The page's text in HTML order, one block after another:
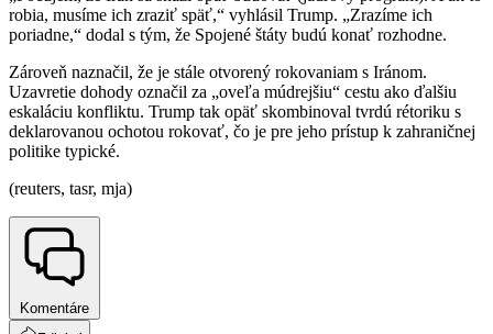
robia, musíme ich zraziť späť,“ vyhlásil Trump. „Zrazíme ich
poriadne,“ dodal s tým, že Spojené štáty budú konať rozhodne.
Zároveň naznačil, že je stále otvorený rokovaniam s Iránom.
Uzavretie dohody označil za „oveľa múdrejšiu“ cestu ako ďalšiu
eskaláciu konfliktu. Trump tak opäť skombinoval tvrdú rétoriku s
deklarovanou ochotou rokovať, čo je pre jeho prístup k zahraničnej
politike typické.
(reuters, tasr, mja)
Komentáre